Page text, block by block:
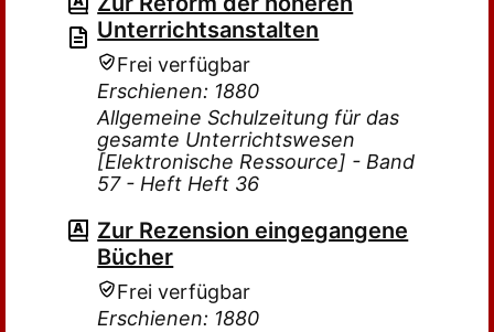
Unterrichtsanstalten
Frei verfügbar
Erschienen: 1880
Allgemeine Schulzeitung für das
gesamte Unterrichtswesen
[Elektronische Ressource] - Band
57 - Heft Heft 36
Zur Rezension eingegangene
Bücher
Frei verfügbar
Erschienen: 1880